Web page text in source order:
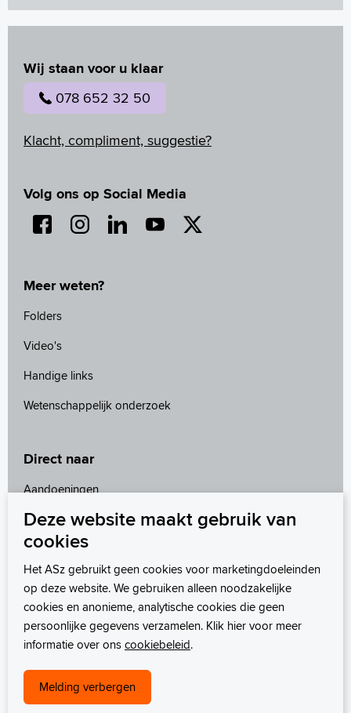
Wij staan voor u klaar
078 652 32 50
Klacht, compliment, suggestie?
Volg ons op Social Media
Meer weten?
Folders
Video's
Handige links
Wetenschappelijk onderzoek
Direct naar
Aandoeningen
Leefstijl en preventie
Het behandelteam
MijnASz
Deze website maakt gebruik van
cookies
Het ASz gebruikt geen cookies voor marketingdoeleinden
op deze website. We gebruiken alleen noodzakelijke
cookies en anonieme, analytische cookies die geen
persoonlijke gegevens verzamelen. Klik hier voor meer
informatie over onscookiebeleid.
Melding verbergen